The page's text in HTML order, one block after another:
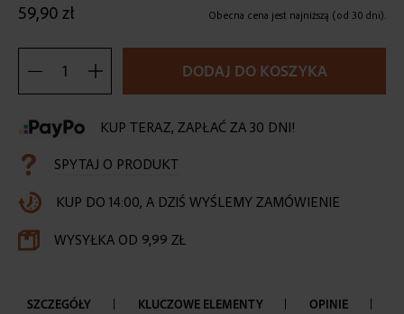
gallery
Obecna cena jest najniższą (od 30 dni).
59,90 zł
DODAJ DO KOSZYKA
KUP TERAZ, ZAPŁAĆ ZA 30 DNI!
SPYTAJ O PRODUKT
KUP DO 14:00, A DZIŚ WYŚLEMY ZAMÓWIENIE
WYSYŁKA OD 9,99 ZŁ
SZCZEGÓŁY KLUCZOWE ELEMENTY OPINIE